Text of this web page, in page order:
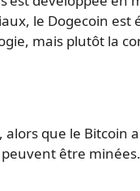
le Dogecoin
mais plutôt la
que le Bitcoin
être